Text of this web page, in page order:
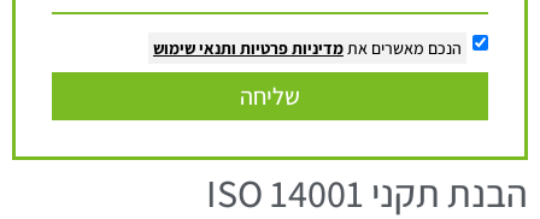
הנכם מאשרים את מדיניות פרטיות ותנאי שימוש
שליחה
הבנת תקני ISO 14001